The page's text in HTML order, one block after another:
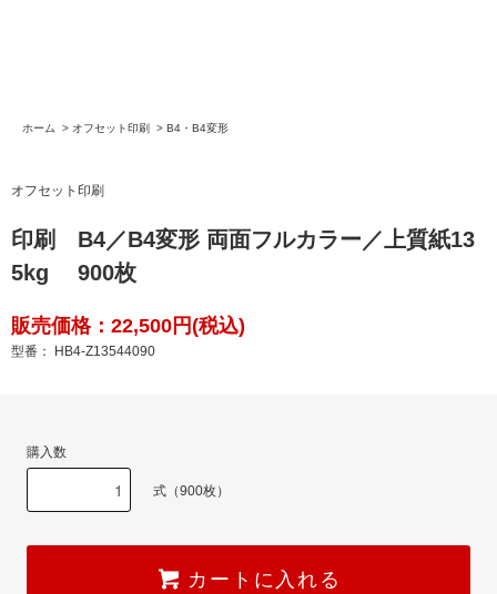
ホーム > オフセット印刷 > B4・B4変形
オフセット印刷
印刷 B4／B4変形 両面フルカラー／上質紙13
5kg 900枚
販売価格：22,500円(税込)
型番： HB4-Z13544090
購入数
式（900枚）
カートに入れる